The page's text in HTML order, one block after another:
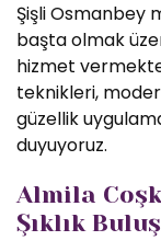
Şişli Osmanbey
başta olmak
hizmet
teknikleri,
güzellik
duyuyoruz.
Almila
Şıklık